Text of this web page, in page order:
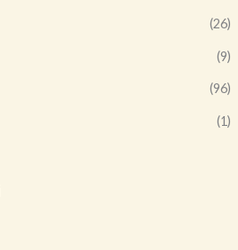
(26)
(9)
(96)
(1)